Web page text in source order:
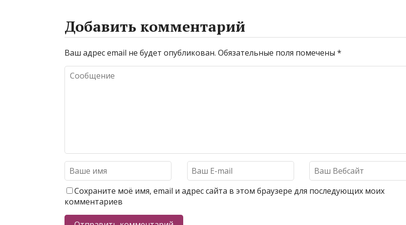
Добавить комментарий
Ваш адрес email не будет опубликован. Обязательные поля помечены *
Сохраните моё имя, email и адрес сайта в этом браузере для последующих моих
комментариев